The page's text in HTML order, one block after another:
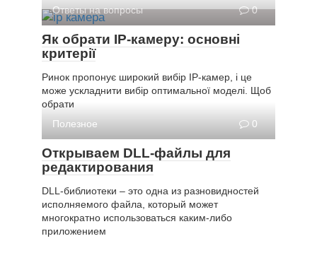
Ответы на вопросы 0
Як обрати IP-камеру: основні
критерії
Ринок пропонує широкий вибір IP-камер, і це
може ускладнити вибір оптимальної моделі. Щоб
обрати
Полезное
0
Открываем DLL-файлы для
редактирования
DLL-библиотеки – это одна из разновидностей
исполняемого файла, который может
многократно использоваться каким-либо
приложением